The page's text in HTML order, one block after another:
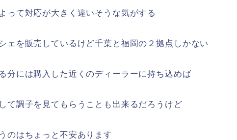
って対応が大きく違いそうな気がする
ェを販売しているけど千葉と福岡の２拠点しかない
分には購入した近くのディーラーに持ち込めば
て調子を見てもらうことも出来るだろうけど
のはちょっと不安あります